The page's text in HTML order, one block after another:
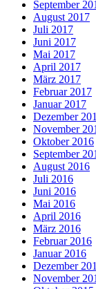
September
August 2017
Juli 2017
Juni 2017
Mai 2017
April 2017
März 2017
Februar 2017
Januar 2017
Dezember
November
Oktober 2016
September
August 2016
Juli 2016
Juni 2016
Mai 2016
April 2016
März 2016
Februar 2016
Januar 2016
Dezember
November